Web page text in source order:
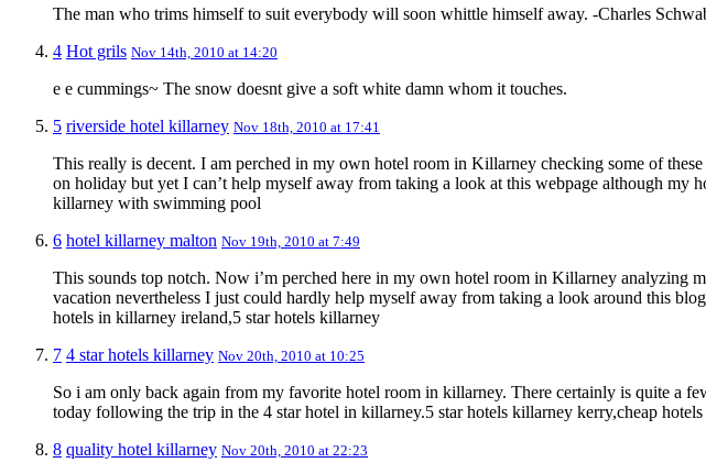
The man who trims himself to suit everybody will soon whittle himself away. -Charles
4 Hot grils Nov 14th, 2010 at 14:20
e e cummings~ The snow doesnt give a soft white damn whom it touches.
5 riverside hotel killarney Nov 18th, 2010 at 17:41
This really is decent. I am perched in my own hotel room in Killarney checking some of
on holiday but yet I can’t help myself away from taking a look at this webpage although my
killarney with swimming pool
6 hotel killarney malton Nov 19th, 2010 at 7:49
This sounds top notch. Now i’m perched here in my own hotel room in Killarney analyzing
vacation nevertheless I just could hardly help myself away from taking a look around this
hotels in killarney ireland,5 star hotels killarney
7 4 star hotels killarney Nov 20th, 2010 at 10:25
So i am only back again from my favorite hotel room in killarney. There certainly is quite a
today following the trip in the 4 star hotel in killarney.5 star hotels killarney kerry,cheap
8 quality hotel killarney Nov 20th, 2010 at 22:23